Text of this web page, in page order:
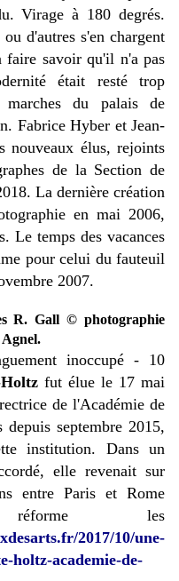
Virage à 180 degrés.
d'autres s'en chargent
faire savoir qu'il n'a pas
était resté trop
du palais de
Fabrice Hyber et Jean-
nouveaux élus, rejoints
de la Section de
La dernière création
en mai 2006,
Le temps des vacances
pour celui du fauteuil
2007.
R. Gall © photographie
Agnel.
inoccupé - 10
fut élue le 17 mai
de l'Académie de
septembre 2015,
institution. Dans un
elle revenait sur
entre Paris et Rome
les
2017/10/une-
holtz-academie-de-